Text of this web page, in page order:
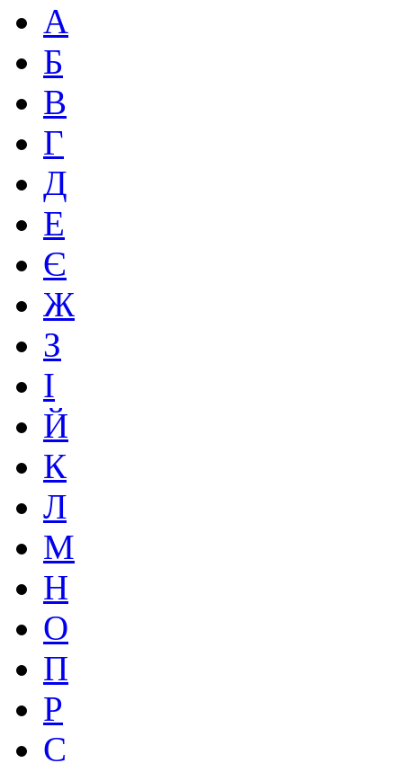
А
Б
В
Г
Д
Е
Є
Ж
З
І
Й
К
Л
М
Н
О
П
Р
С